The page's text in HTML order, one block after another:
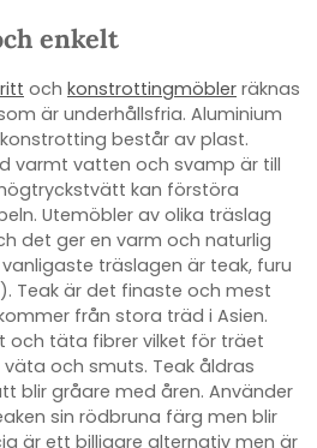
enkelt
och konstrottingmöbler räknas
är underhållsfria. Aluminium
består av plast.
varmt vatten och svamp är till
kan förstöra
Utemöbler av olika träslag
det ger en varm och naturlig
träslagen är teak, furu
Teak är det finaste och mest
från stora träd i Asien.
och täta fibrer vilket för träet
och smuts. Teak åldras
blir gråare med åren. Använder
sin rödbruna färg men blir
är ett billigare alternativ men är